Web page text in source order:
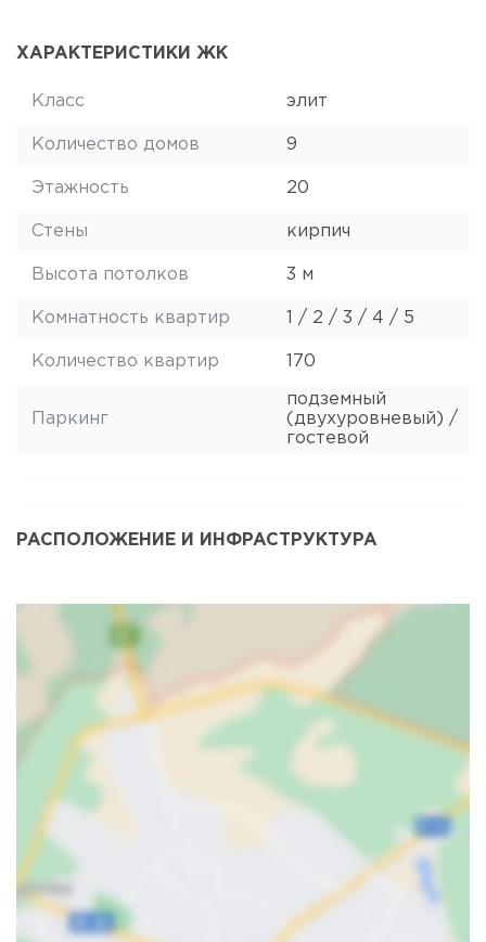
ХАРАКТЕРИСТИКИ ЖК
Класс элит
Количество домов 9
Этажность 20
Стены кирпич
Высота потолков 3 м
Комнатность квартир 1 / 2 / 3 / 4 / 5
Количество квартир 170
Паркинг
подземный
(двухуровневый) /
гостевой
РАСПОЛОЖЕНИЕ И ИНФРАСТРУКТУРА